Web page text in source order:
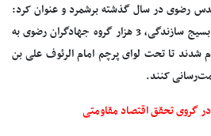
رضوی در سال گذشته برشمرد و عنوان کرد:
در تابستان امسال و با مشارکت بسیج سازندگی، 3 هزار گروه جهادگران رضوی به
شدند تا تحت لوای پرچم امام الرئوف علی بن
کنند.
گروی تحقق اقتصاد مقاومتی